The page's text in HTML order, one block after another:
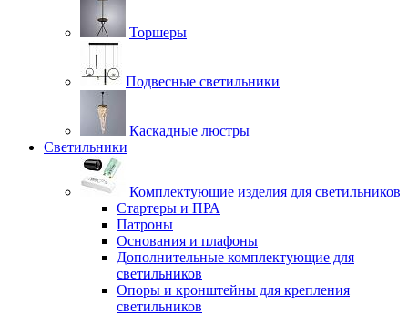
Торшеры
Подвесные светильники
Каскадные люстры
Светильники
Комплектующие изделия для светильников
Стартеры и ПРА
Патроны
Основания и плафоны
Дополнительные комплектующие для
светильников
Опоры и кронштейны для крепления
светильников